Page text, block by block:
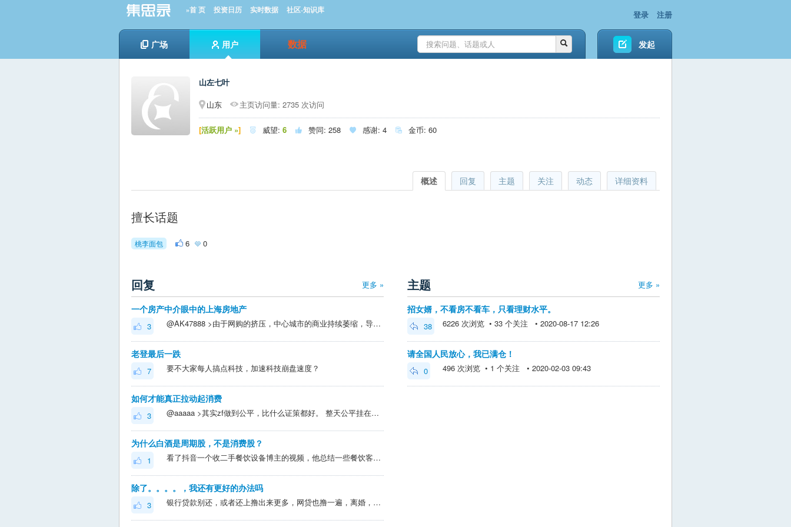
»首 页 投资日历 实时数据 社区-知识库 登录 注册
广场 用户 数据 发起
山左七叶
山东
主页访问量: 2735 次访问
[活跃用户 »]  威望: 6  赞同: 258  感谢: 4  金币: 60
详细资料
动态
关注
主题
回复
概述
擅长话题
桃李面包 6 0
更多 »
回复
一个房产中介眼中的上海房地产
3 @AK47888 >由于网购的挤压，中心城市的商业持续萎缩，导致城市容纳就业人口的能力下降，造成二手房的出租及销售日趋困难。大量的流动人口包括新毕业学生在中心城市找不到工作，那么中心城市的房产升值就困难，即网购的出现，导致原有房产升值的逻辑发生了极大改变...
老登最后一跌
7 要不大家每人搞点科技，加速科技崩盘速度？
如何才能真正拉动起消费
3 @aaaaa >其实zf做到公平，比什么证策都好。 整天公平挂在嘴上，你满意了别人叫，别人满意你就叫。别光叽歪，你给个方案呀。
为什么白酒是周期股，不是消费股？
1 看了抖音一个收二手餐饮设备博主的视频，他总结一些餐饮客群的消失，对白酒也有一定参考价值， 有兴趣可以看看。 1.56 复制打开抖音，看看【狗哥二手餐饮设备的作品】三类餐饮客群正在结构性消失 # 狗哥二手餐饮设备 ... https://v.douyin.com...
除了。。。。，我还有更好的办法吗
3 银行贷款别还，或者还上撸出来更多，网贷也撸一遍，离婚，摆烂。
更多 »
主题
招女婿，不看房不看车，只看理财水平。
38 6226 次浏览 • 33 个关注 • 2020-08-17 12:26
请全国人民放心，我已满仓！
0 496 次浏览 • 1 个关注 • 2020-02-03 09:43